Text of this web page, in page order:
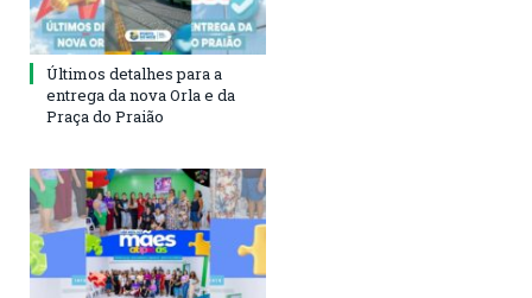
Últimos detalhes para a
entrega da nova Orla e da
Praça do Praião